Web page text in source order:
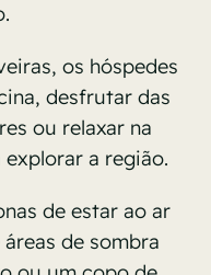
os hóspedes
desfrutar das
ou relaxar na
a região.
de estar ao ar
de sombra